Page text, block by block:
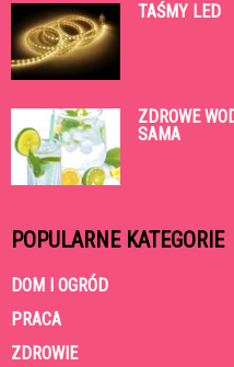
TAŚMY LED
ZDROWE
SAMA
POPULARNE KATEGORIE
DOM I OGRÓD
PRACA
ZDROWIE